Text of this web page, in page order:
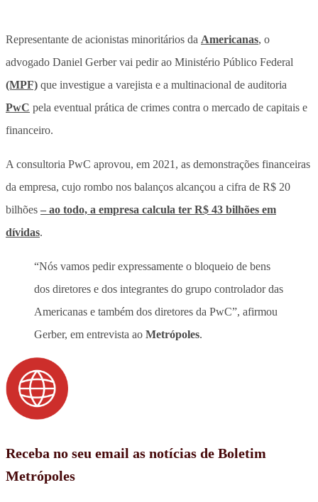
Representante de acionistas minoritários da Americanas, o
advogado Daniel Gerber vai pedir ao Ministério Público Federal
(MPF) que investigue a varejista e a multinacional de auditoria
PwC pela eventual prática de crimes contra o mercado de capitais e
financeiro.
A consultoria PwC aprovou, em 2021, as demonstrações financeiras
da empresa, cujo rombo nos balanços alcançou a cifra de R$ 20
bilhões – ao todo, a empresa calcula ter R$ 43 bilhões em
dívidas.
“Nós vamos pedir expressamente o bloqueio de bens
dos diretores e dos integrantes do grupo controlador das
Americanas e também dos diretores da PwC”, afirmou
Gerber, em entrevista ao Metrópoles.
Receba no seu email as notícias de Boletim
Metrópoles